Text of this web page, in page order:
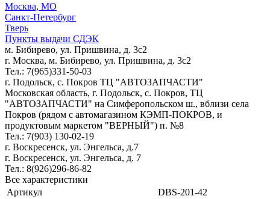
Москва, МО
Санкт-Петербург
Тверь
Пункты выдачи СДЭК
м. Бибирево, ул. Пришвина, д. 3с2
г. Москва, м. Бибирево, ул. Пришвина, д. 3с2
Тел.: 7(965)331-50-03
г. Подольск, c. Покров ТЦ "АВТОЗАПЧАСТИ"
Московская область, г. Подольск, c. Покров, ТЦ
"АВТОЗАПЧАСТИ" на Симферопольском ш., вблизи села
Покров (рядом с автомагазином КЭМП-ПОКРОВ, и
продуктовым маркетом "ВЕРНЫЙ") п. №8
Тел.: 7(903) 130-02-19
г. Воскресенск, ул. Энгельса, д.7
г. Воскресенск, ул. Энгельса, д. 7
Тел.: 8(926)296-86-82
Все характеристики
Артикул
DBS-201-42